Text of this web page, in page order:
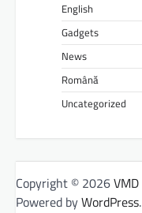
English
Gadgets
News
Română
Uncategorized
Copyright © 2026VMD
Powered byWordPress.